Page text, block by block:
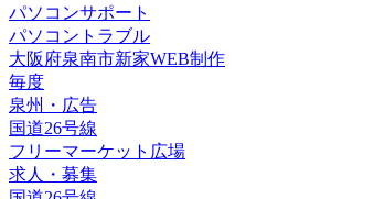
パソコンサポート
パソコントラブル
大阪府泉南市新家WEB制作
毎度
泉州・広告
国道26号線
フリーマーケット広場
求人・募集